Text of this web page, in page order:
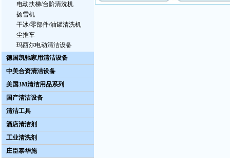
电动扶梯/台阶清洗机
扬雪机
干冰/零部件/油罐清洗机
尘推车
玛西尔电动清洁设备
德国凯驰家用清洁设备
中美合资清洁设备
美国3M清洁用品系列
国产清洁设备
清洁工具
酒店清洁剂
工业清洗剂
庄臣泰华施